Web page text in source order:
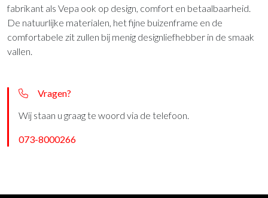
fabrikant als Vepa ook op design, comfort en betaalbaarheid.
De natuurlijke materialen, het fijne buizenframe en de
comfortabele zit zullen bij menig designliefhebber in de smaak
vallen.
Vragen?
Wij staan u graag te woord via de telefoon.
073-8000266